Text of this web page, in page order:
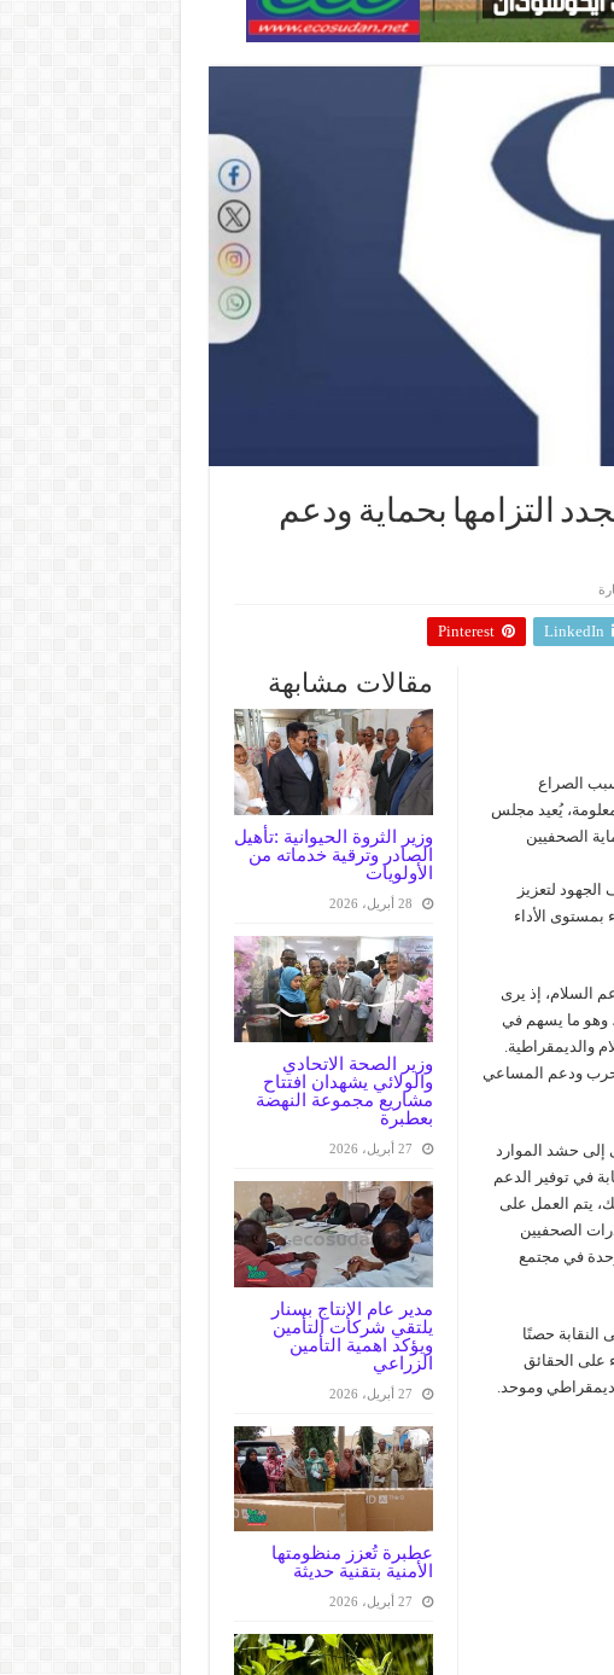
التزامها بحماية ودعم
LinkedIn
Pinterest
مقالات مشابهة
وزير الثروة الحيوانية :تأهيل
الصادر وترقية خدماته من
الأولويات
28 أبريل، 2026
وزير الصحة الاتحادي
والولائي يشهدان افتتاح
مشاريع مجموعة النهضة
بعطبرة
27 أبريل، 2026
مدير عام الإنتاج بسنار
يلتقي شركات التأمين
ويؤكد اهمية التأمين
الزراعي
27 أبريل، 2026
عطبرة تُعزز منظومتها
الأمنية بتقنية حديثة
27 أبريل، 2026
الصراع
يُعيد مجلس
الصحفيين
الجهود لتعزيز
بمستوى الأداء
السلام، إذ يرى
وهو ما يسهم في
والديمقراطية.
ودعم المساعي
إلى حشد الموارد
في توفير الدعم
يتم العمل على
الصحفيين
في مجتمع
النقابة حصنًا
على الحقائق
ديمقراطي وموحد.